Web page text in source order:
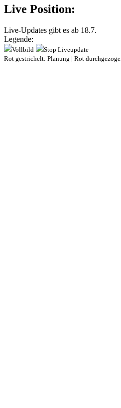
Live Position:
Live-Updates gibt es ab 18.7.
Legende:
Vollbild
Stop Liveupdate
Rot gestrichelt: Planung | Rot